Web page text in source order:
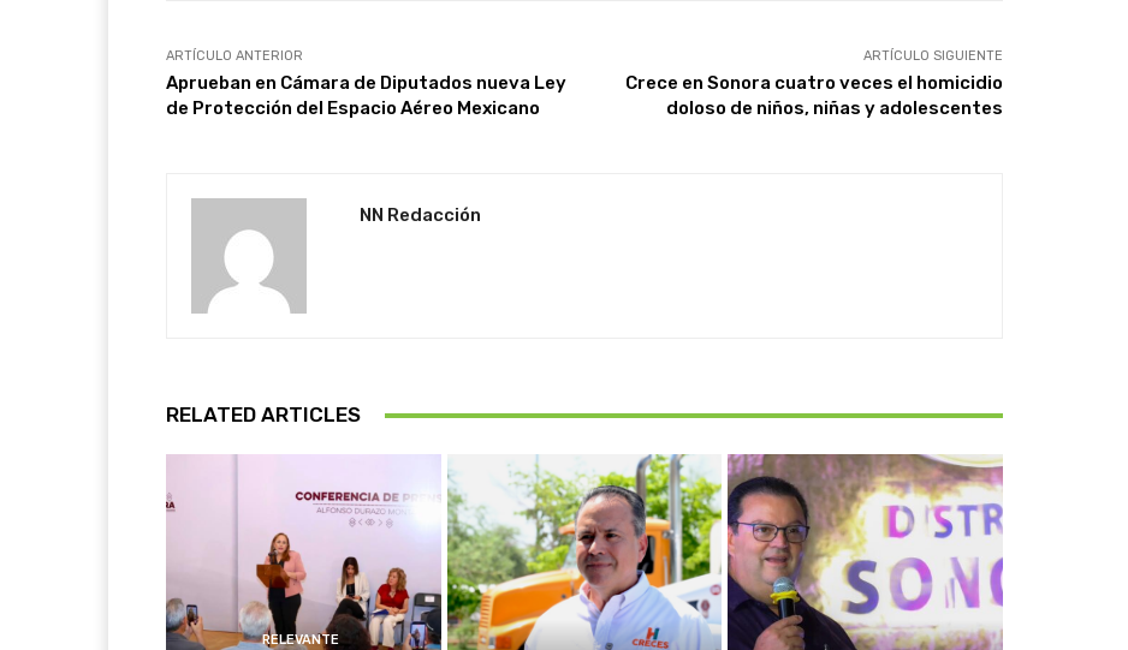
ARTÍCULO ANTERIOR
Aprueban en Cámara de Diputados nueva Ley
de Protección del Espacio Aéreo Mexicano
ARTÍCULO SIGUIENTE
Crece en Sonora cuatro veces el homicidio
doloso de niños, niñas y adolescentes
NN Redacción
RELATED ARTICLES
RELEVANTE